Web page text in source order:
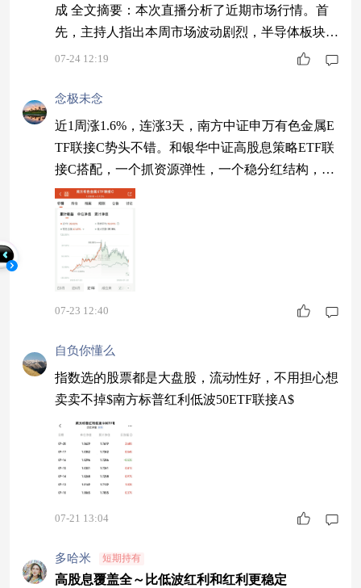
成 全文摘要：本次直播分析了近期市场行情。首
先，主持人指出本周市场波动剧烈，半导体板块先
跌后涨，国际原油价格因地缘冲突飙升。然后，嘉
度高且油价上涨压制成长股估值。最后，建议投资
者均衡配置宽基指数和红利资产以对冲风险，等待
市场不确定性消除后再调整策略。 1 市场行情波动
引发投资者关注。 张俊杰分析了本周市场行情，
07-24 12:19
念极未念
近1周涨1.6%，连涨3天，南方中证申万有色金属E
TF联接C势头不错。和银华中证高股息策略ETF联
接C搭配，一个抓资源弹性，一个稳分红结构，配
置更完整。$南方有色金属ETF联接C$
07-23 12:40
自负你懂么
指数选的股票都是大盘股，流动性好，不用担心想
卖卖不掉$南方标普红利低波50ETF联接A$
07-21 13:04
多哈米 短期持有
高股息覆盖全～比低波红利和红利更稳定